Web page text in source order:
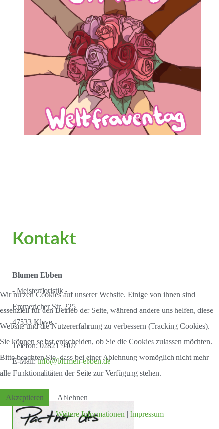
Kontakt
Blumen Ebben
- Meisterfloristik -
Emmericher Str. 225
47533 Kleve
Telefon: 02821 9407
E-Mail:info@blumen-ebben.de
Wir nutzen Cookies auf unserer Website. Einige von ihnen sind
essenziell für den Betrieb der Seite, während andere uns helfen, diese
Website und die Nutzererfahrung zu verbessern (Tracking Cookies).
Sie können selbst entscheiden, ob Sie die Cookies zulassen möchten.
Bitte beachten Sie, dass bei einer Ablehnung womöglich nicht mehr
alle Funktionalitäten der Seite zur Verfügung stehen.
Akzeptieren
Ablehnen
Weitere Informationen | Impressum